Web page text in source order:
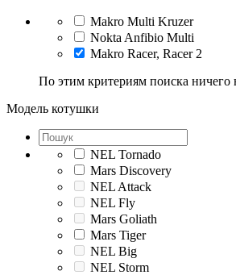
Makro Multi Kruzer
Nokta Anfibio Multi
Makro Racer, Racer 2
По этим критериям поиска ничего
Модель котушки
NEL Tornado
Mars Discovery
NEL Attack
NEL Fly
Mars Goliath
Mars Tiger
NEL Big
NEL Storm